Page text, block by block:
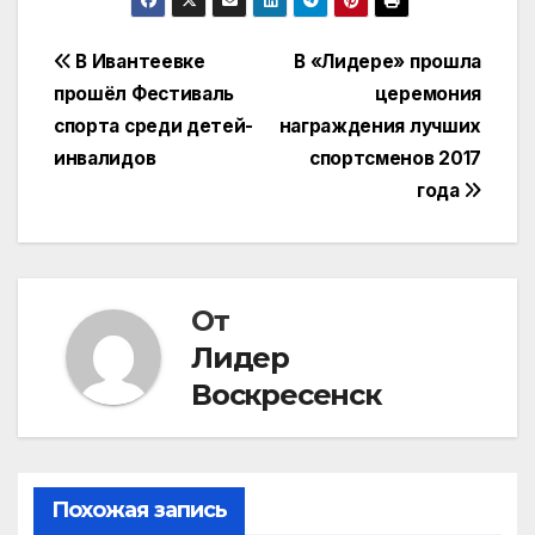
Навигация
по
записям
В «Лидере» прошла
церемония
награждения лучших
спортсменов 2017
года
В Ивантеевке
прошёл Фестиваль
спорта среди детей-
инвалидов
От
Лидер
Воскресенск
Похожая запись